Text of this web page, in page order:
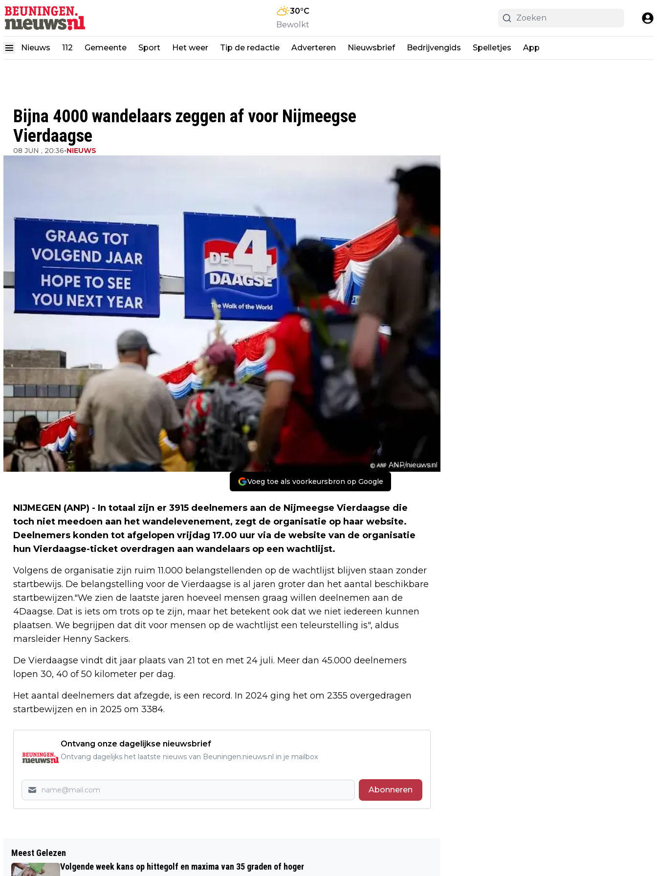
30°C
Bewolkt
Nieuws 112 Gemeente Sport Het weer Tip de redactie Adverteren Nieuwsbrief Bedrijvengids Spelletjes App
Bijna 4000 wandelaars zeggen af voor Nijmeegse
Vierdaagse
08 JUN , 20:36•NIEUWS
ANP/nieuws.nl
Voeg toe als voorkeursbron op Google
NIJMEGEN (ANP) - In totaal zijn er 3915 deelnemers aan de Nijmeegse Vierdaagse die
toch niet meedoen aan het wandelevenement, zegt de organisatie op haar website.
Deelnemers konden tot afgelopen vrijdag 17.00 uur via de website van de organisatie
hun Vierdaagse-ticket overdragen aan wandelaars op een wachtlijst.
Volgens de organisatie zijn ruim 11.000 belangstellenden op de wachtlijst blijven staan zonder
startbewijs. De belangstelling voor de Vierdaagse is al jaren groter dan het aantal beschikbare
startbewijzen."We zien de laatste jaren hoeveel mensen graag willen deelnemen aan de
4Daagse. Dat is iets om trots op te zijn, maar het betekent ook dat we niet iedereen kunnen
plaatsen. We begrijpen dat dit voor mensen op de wachtlijst een teleurstelling is", aldus
marsleider Henny Sackers.
De Vierdaagse vindt dit jaar plaats van 21 tot en met 24 juli. Meer dan 45.000 deelnemers
lopen 30, 40 of 50 kilometer per dag.
Het aantal deelnemers dat afzegde, is een record. In 2024 ging het om 2355 overgedragen
startbewijzen en in 2025 om 3384.
Ontvang onze dagelijkse nieuwsbrief
Ontvang dagelijks het laatste nieuws van Beuningen.nieuws.nl in je mailbox
Abonneren
BEUNINGEN PROEFT ZET CENTRUM IN
Meest Gelezen
Volgende week kans op hittegolf en maxima van 35 graden of hoger